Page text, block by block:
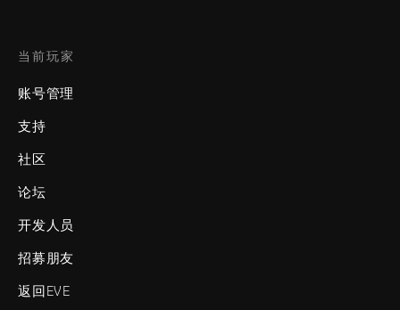
当前玩家
账号管理
支持
社区
论坛
开发人员
招募朋友
返回EVE